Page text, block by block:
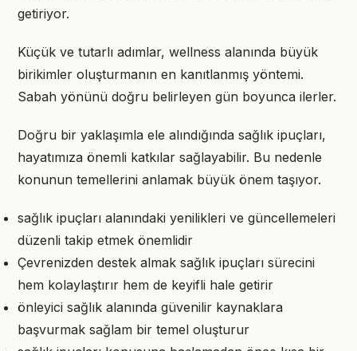
getiriyor.
Küçük ve tutarlı adımlar, wellness alanında büyük
birikimler oluşturmanın en kanıtlanmış yöntemi.
Sabah yönünü doğru belirleyen gün boyunca ilerler.
Doğru bir yaklaşımla ele alındığında sağlık ipuçları,
hayatımıza önemli katkılar sağlayabilir. Bu nedenle
konunun temellerini anlamak büyük önem taşıyor.
sağlık ipuçları alanındaki yenilikleri ve güncellemeleri
düzenli takip etmek önemlidir
Çevrenizden destek almak sağlık ipuçları sürecini
hem kolaylaştırır hem de keyifli hale getirir
önleyici sağlık alanında güvenilir kaynaklara
başvurmak sağlam bir temel oluşturur